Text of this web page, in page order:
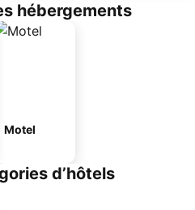
hébergements
Motel
d’hôtels